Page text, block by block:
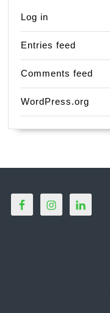
Log in
Entries feed
Comments feed
WordPress.org